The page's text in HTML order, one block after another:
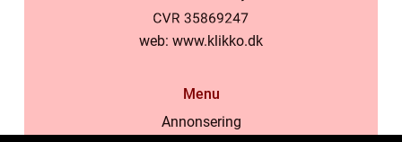
web: www.klikko.dk
Menu
Annonsering